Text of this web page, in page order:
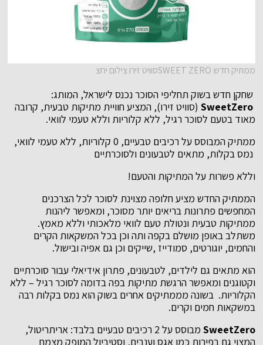
ממתיק חדש SWEET ZEROסוויט זירו צילום יחצ
שחקן חדש בשוק תחליפי הסוכר נכנס לישראל, המותג:
SweetZero(סוויט זירו), המציע חוויית מתיקות טבעית, קרובה
מאוד בטעם לסוכר רגיל, ללא קלוריות וללא טעמי לוואי.
ממתיק המבוסס על רכיבים טבעיים, 0 קלוריות, ללא טעמי לוואי,
נמס בקלות, מתאים לטבעונים ולסוכרתיים
וללא פשרות על המתיקות והטעם!
הממתיק החדש מציע חלופה מצוינת לסוכר לכל הצרכנים
המחפשים פתרונות בריאים יותר מסוכר, ומאפשר ליהנות
ממתיקות טבעית ונטולת טעם לוואי מלאכותי וללא מאמץ.
משתלב באופן מושלם בקפה ותה וכן בכל המשקאות הקרים
והחמים, יוגורטים, סמודייז ,שייקים וכן גם אפיה ובישול.
הוא מתאים גם לילדים, לטבעונים, פתרון אידיאלי עבור סוכרתיים
וקטוגנים ומאפשר הרגשת מתיקות בפה בדומה לסוכר רגיל – ללא
הקלוריות. בשונה מממתיקים אחרים בשוק הוא נמס בקלות רבה
במשקאות חמים וקרים.
SweetZero
מבוסס על 2 רכיבים טבעיים בלבד: אריתריטול,
המצוי גם בפירות כמו אגס וענבים, וסטיביול המופק מצמח